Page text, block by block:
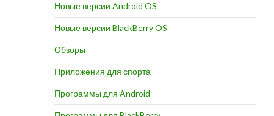
Новые версии Android OS
Новые версии BlackBerry OS
Обзоры
Приложения для спорта
Программы для Android